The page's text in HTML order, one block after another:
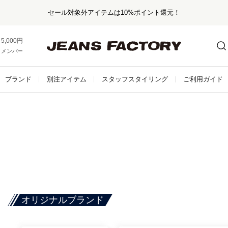
セール対象外アイテムは10%ポイント還元！
5,000円以上お買い上げで送料無料！
メンバー登録でお得な情報をゲット。さらに詳しく
ブランド 別注アイテム スタッフスタイリング ご利用ガイド
オリジナルブランド